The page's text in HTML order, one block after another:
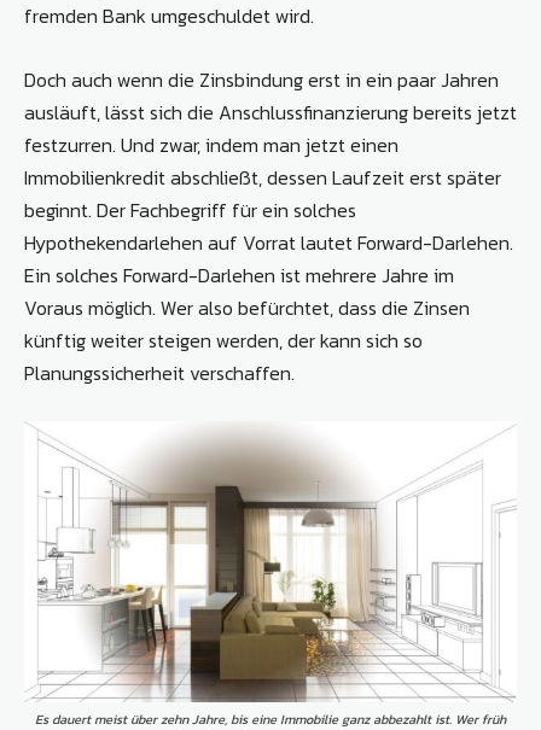
fremden Bank umgeschuldet wird.
Doch auch wenn die Zinsbindung erst in ein paar Jahren
ausläuft, lässt sich die Anschlussfinanzierung bereits jetzt
festzurren. Und zwar, indem man jetzt einen
Immobilienkredit abschließt, dessen Laufzeit erst später
beginnt. Der Fachbegriff für ein solches
Hypothekendarlehen auf Vorrat lautet Forward-Darlehen.
Ein solches Forward-Darlehen ist mehrere Jahre im
Voraus möglich. Wer also befürchtet, dass die Zinsen
künftig weiter steigen werden, der kann sich so
Planungssicherheit verschaffen.
Es dauert meist über zehn Jahre, bis eine Immobilie ganz abbezahlt ist. Wer früh